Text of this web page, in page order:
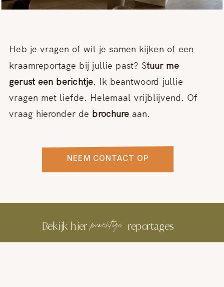
NEEM CONTACT OP
Heb je vragen of wil je samen kijken of een
kraamreportage bij jullie past? Stuur me
gerust een berichtje. Ik beantwoord jullie
vragen met liefde. Helemaal vrijblijvend. Of
vraag hieronder de brochureaan.
Bekijk hier prachtige reportages